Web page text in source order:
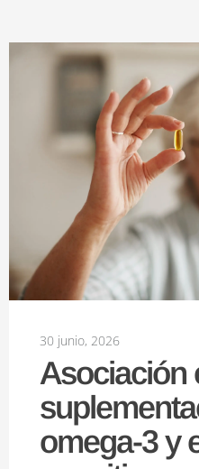
30 junio, 2026
Asociación
omega-3 y